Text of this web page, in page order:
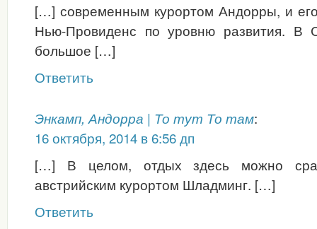
[…] современным курортом Андорры, и
Нью-Провиденс по уровню развития. В
большое […]
Ответить
Энкамп, Андорра | То тут То там:
16 октября, 2014 в 6:56 дп
[…] В целом, отдых здесь можно
австрийским курортом Шладминг. […]
Ответить